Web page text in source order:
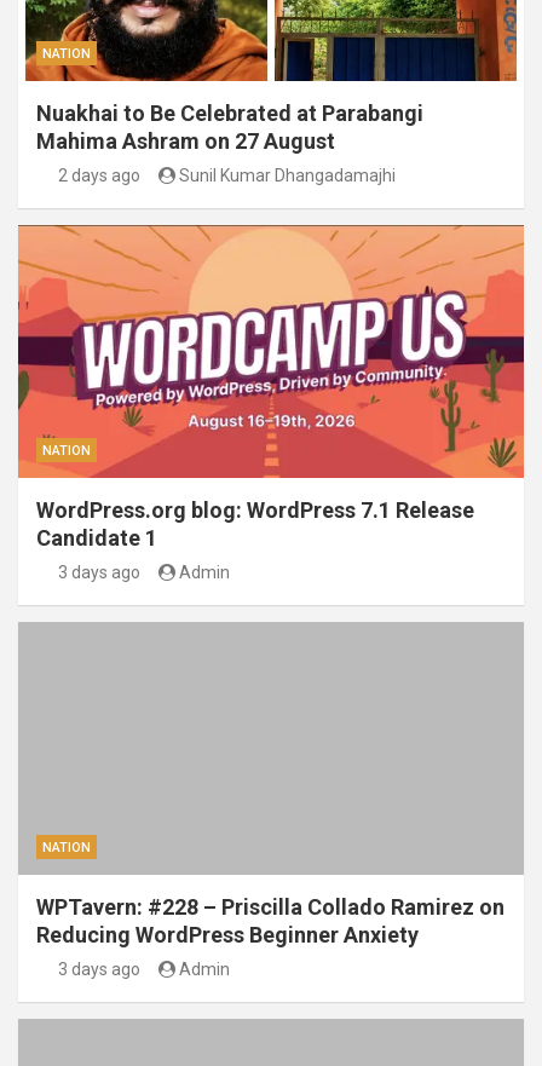
NATION
Nuakhai to Be Celebrated at Parabangi
Mahima Ashram on 27 August
2 days ago Sunil Kumar Dhangadamajhi
NATION
WordPress.org blog: WordPress 7.1 Release
Candidate 1
3 days ago Admin
NATION
WPTavern: #228 – Priscilla Collado Ramirez on
Reducing WordPress Beginner Anxiety
3 days ago Admin